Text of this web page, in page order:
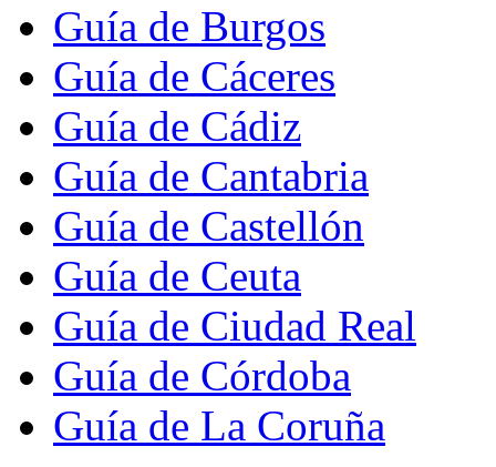
Guía de Burgos
Guía de Cáceres
Guía de Cádiz
Guía de Cantabria
Guía de Castellón
Guía de Ceuta
Guía de Ciudad Real
Guía de Córdoba
Guía de La Coruña